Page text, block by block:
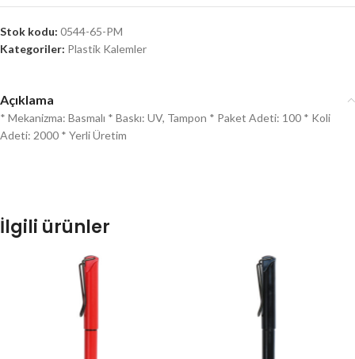
Stok kodu: 0544-65-PM
Kategoriler: Plastik Kalemler
Açıklama
* Mekanizma: Basmalı * Baskı: UV, Tampon * Paket Adeti: 100 * Koli
Adeti: 2000 * Yerli Üretim
İlgili ürünler